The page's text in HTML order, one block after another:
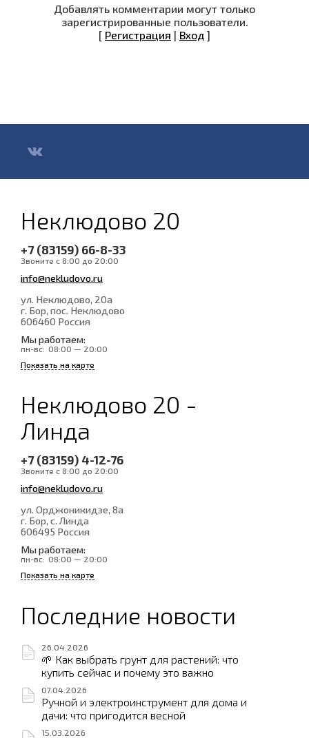
Добавлять комментарии могут только
зарегистрированные пользователи.
[ Регистрация | Вход ]
Неклюдово 20
+7 (83159) 66-8-33
Звоните с 8:00 до 20:00
info@nekludovo.ru
ул. Неклюдово, 20а
г. Бор, пос. Неклюдово
606460 Россия
Мы работаем:
пн-вс: 08:00 — 20:00
Показать на карте
Неклюдово 20 -
Линда
+7 (83159) 4-12-76
Звоните с 8:00 до 20:00
info@nekludovo.ru
ул. Орджоникидзе, 8а
г. Бор, с. Линда
606495 Россия
Мы работаем:
пн-вс: 08:00 — 20:00
Показать на карте
Последние новости
26.04.2026
🌱 Как выбрать грунт для растений: что
купить сейчас и почему это важно
07.04.2026
Ручной и электроинструмент для дома и
дачи: что пригодится весной
15.03.2026